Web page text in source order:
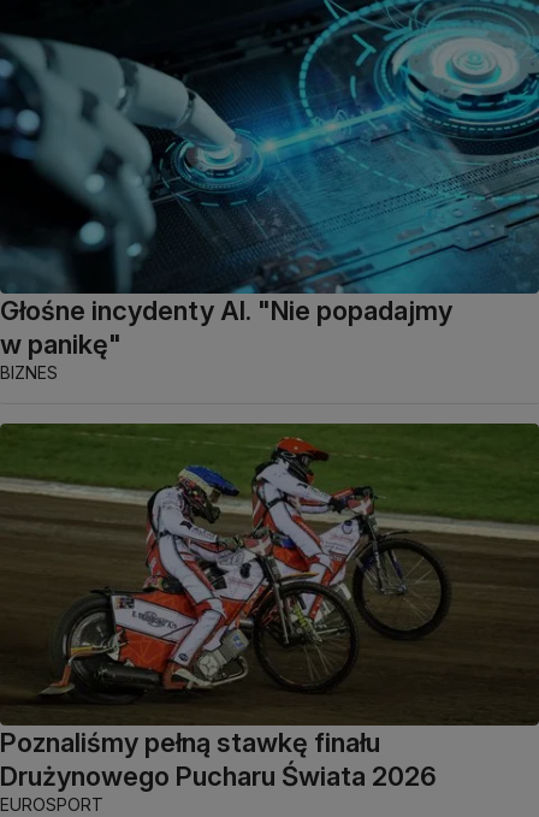
Głośne incydenty AI. "Nie popadajmy
w panikę"
BIZNES
Poznaliśmy pełną stawkę finału
Drużynowego Pucharu Świata 2026
EUROSPORT